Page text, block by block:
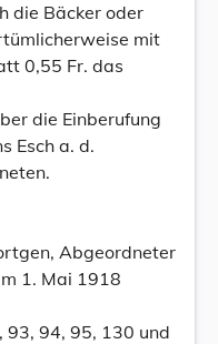
die Bäcker oder
mit
0,55 Fr. das
die Einberufung
Esch a. d.
Abgeordneter
1. Mai 1918
93, 94, 95, 130 und